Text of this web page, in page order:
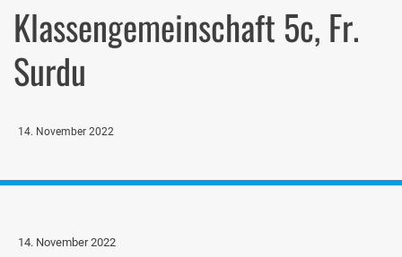
Klassengemeinschaft 5c, Fr.
Surdu
14. November 2022
14. November 2022